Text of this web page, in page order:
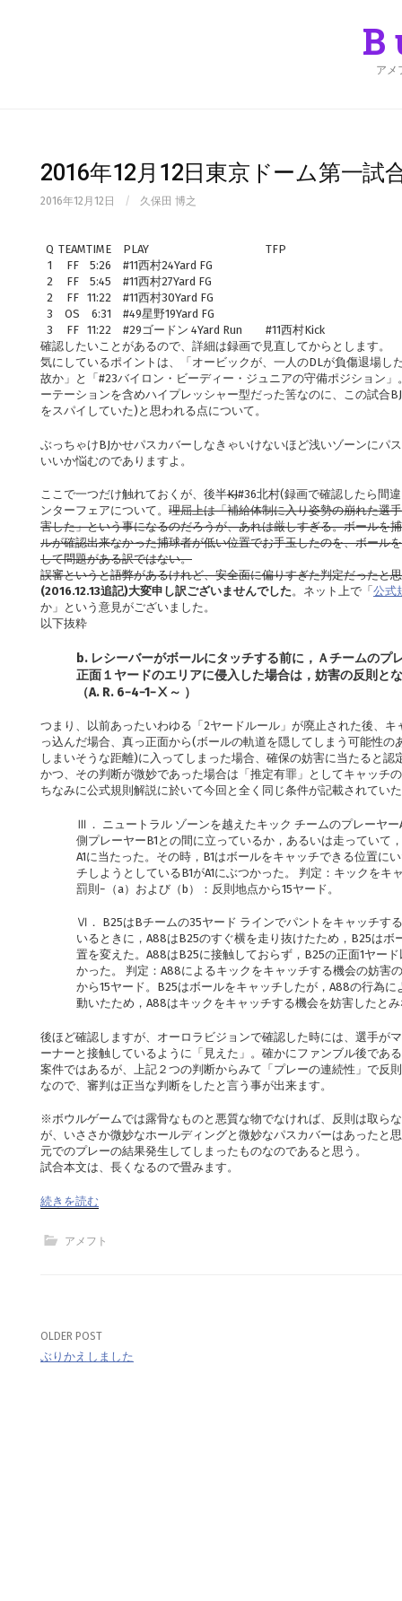
アメ
2016年12月12日東京ドーム第一試
2016年12月12日 / 久保田 博之
Q TEAMTIME PLAY
TFP
1
FF 5:26 #11西村24Yard FG
2
FF 5:45 #11西村27Yard FG
2
FF 11:22 #11西村30Yard FG
3
OS 6:31 #49星野19Yard FG
3
FF 11:22 #29ゴードン 4Yard Run
#11西村Kick
確認したいことがあるので、詳細は録画で見直してからとします。
気にしているポイントは、「オービックが、一人のDLが負傷退場し
故か」と「#23バイロン・ビーディー・ジュニアの守備ポジション
ーテーションを含めハイプレッシャー型だった筈なのに、この試合
をスパイしていた)と思われる点について。
ぶっちゃけBJかせパスカバーしなきゃいけないほど浅いゾーンにパ
いいか悩むのでありますよ。
ここで一つだけ触れておくが、後半KJ#36北村(録画で確認したら間
ンターフェアについて。 理屈上は「補給体制に入り姿勢の崩れた選
害した」という事になるのだろうが、あれは厳しすぎる。ボールを
ルが確認出来なかった捕球者が低い位置でお手玉したのを、ボール
して問題がある訳ではない。
誤審というと語弊があるけれど、安全面に偏りすぎた判定だったと
(2016.12.13追記)大変申し訳ございませんでした。ネット上で「 公式
か」という意見がございました。
以下抜粋
b. レシーバーがボールにタッチする前に，Ａチームのプ
正面１ヤードのエリアに侵入した場合は，妨害の反則と
（A. R. 6−4−1−Ⅹ～ ）
つまり、以前あったいわゆる「2ヤードルール」が廃止された後、
っ込んだ場合、真っ正面から(ボールの軌道を隠してしまう可能性
しまいそうな距離)に入ってしまった場合、確保の妨害に当たると認
かつ、その判断が微妙であった場合は「推定有罪」としてキャッチ
ちなみに公式規則解説に於いて今回と全く同じ条件が記載されてい
Ⅲ． ニュートラル ゾーンを越えたキック チームのプレーヤー
側プレーヤーB1との間に立っているか，あるいは走っていて
A1に当たった。その時，B1はボールをキャッチできる位置に
チしようとしているB1がA1にぶつかった。 判定：キックをキ
罰則−（a）および（b）：反則地点から15ヤード。
Ⅵ． B25はBチームの35ヤード ラインでパントをキャッチす
いるときに，A88はB25のすぐ横を走り抜けたため，B25はボ
置を変えた。A88はB25に接触しておらず，B25の正面1ヤー
かった。 判定：A88によるキックをキャッチする機会の妨害
から15ヤード。B25はボールをキャッチしたが，A88の行為
動いたため，A88はキックをキャッチする機会を妨害したと
後ほど確認しますが、オーロラビジョンで確認した時には、選手が
ーナーと接触しているように「見えた」。確かにファンブル後であ
案件ではあるが、上記２つの判断からみて「プレーの連続性」で反
なので、審判は正当な判断をしたと言う事が出来ます。
※ボウルゲームでは露骨なものと悪質な物でなければ、反則は取ら
が、いささか微妙なホールディングと微妙なパスカバーはあったと
元でのプレーの結果発生してしまったものなのであると思う。
試合本文は、長くなるので畳みます。
続きを読む
アメフト
Post
OLDER POST
ぶりかえしました